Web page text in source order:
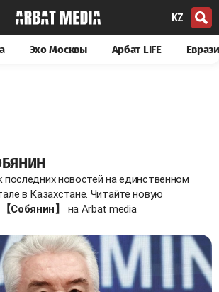
KZ
Эхо Москвы Арбат LIFE
последних новостей на единственном
в Казахстане. Читайте новую
【Собянин】 на Arbat media